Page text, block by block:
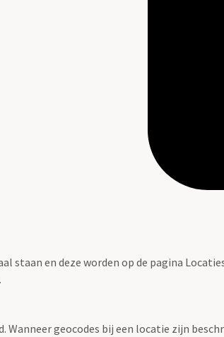
en deze worden op de pagina
geocodes bij een locatie zijn